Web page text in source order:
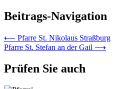
Beitrags-Navigation
⟵ Pfarre St. Nikolaus Straßburg
Pfarre St. Stefan an der Gail ⟶
Prüfen Sie auch